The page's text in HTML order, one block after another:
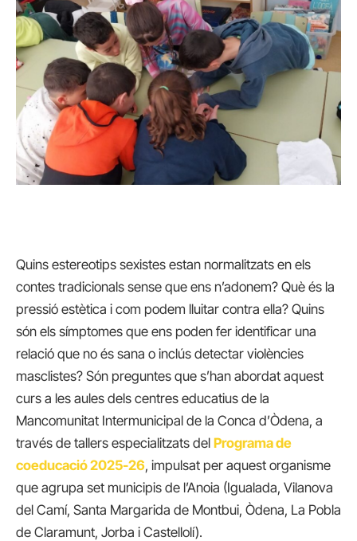
Quins estereotips sexistes estan normalitzats en els
contes tradicionals sense que ens n’adonem? Què és la
pressió estètica i com podem lluitar contra ella? Quins
són els símptomes que ens poden fer identificar una
relació que no és sana o inclús detectar violències
masclistes? Són preguntes que s’han abordat aquest
curs a les aules dels centres educatius de la
Mancomunitat Intermunicipal de la Conca d’Òdena, a
través de tallers especialitzats del Programa de
coeducació 2025-26, impulsat per aquest organisme
que agrupa set municipis de l’Anoia (Igualada, Vilanova
del Camí, Santa Margarida de Montbui, Òdena, La Pobla
de Claramunt, Jorba i Castellolí).